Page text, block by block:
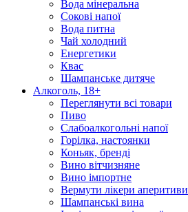
Вода мінеральна
Сокові напої
Вода питна
Чай холодний
Енергетики
Квас
Шампанське дитяче
Алкоголь, 18+
Переглянути всі товари
Пиво
Слабоалкогольні напої
Горілка, настоянки
Коньяк, бренді
Вино вітчизняне
Вино імпортне
Вермути лікери аперитиви
Шампанські вина